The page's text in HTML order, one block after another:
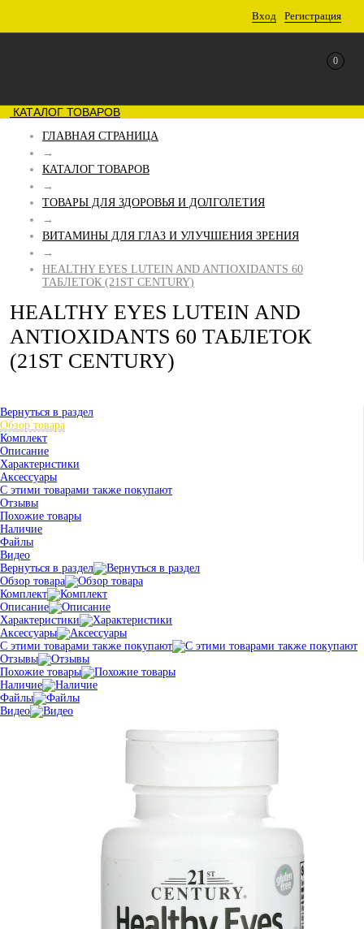
Вход Регистрация
0
КАТАЛОГ ТОВАРОВ
ГЛАВНАЯ СТРАНИЦА
→
КАТАЛОГ ТОВАРОВ
→
ТОВАРЫ ДЛЯ ЗДОРОВЬЯ И ДОЛГОЛЕТИЯ
→
ВИТАМИНЫ ДЛЯ ГЛАЗ И УЛУЧШЕНИЯ ЗРЕНИЯ
→
HEALTHY EYES LUTEIN AND ANTIOXIDANTS 60
ТАБЛЕТОК (21ST CENTURY)
HEALTHY EYES LUTEIN AND
ANTIOXIDANTS 60 ТАБЛЕТОК
(21ST CENTURY)
Вернуться в раздел
Обзор товара
Комплект
Описание
Характеристики
Аксессуары
С этими товарами также покупают
Отзывы
Похожие товары
Наличие
Файлы
Видео
Вернуться в раздел
Обзор товара
Комплект
Описание
Характеристики
Аксессуары
С этими товарами также покупают
Отзывы
Похожие товары
Наличие
Файлы
Видео